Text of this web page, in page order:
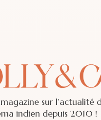
sur l’actualité
indien depuis 2010 !